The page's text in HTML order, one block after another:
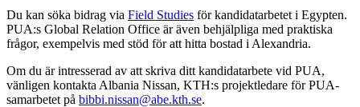
Du kan söka bidrag via Field Studies för kandidatarbetet i Egypten.
PUA:s Global Relation Office är även behjälpliga med praktiska
frågor, exempelvis med stöd för att hitta bostad i Alexandria.
Om du är intresserad av att skriva ditt kandidatarbete vid PUA,
vänligen kontakta Albania Nissan, KTH:s projektledare för PUA-
samarbetet på bibbi.nissan@abe.kth.se.